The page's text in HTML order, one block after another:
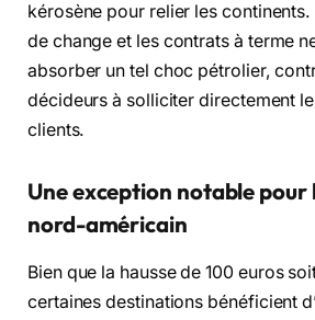
kérosène pour relier les
de change et les contrats à terme
absorber un tel choc pétrolier,
décideurs à solliciter directement
clients.
Une exception notable
nord-américain
Bien que la hausse de 100 euros
certaines destinations bénéficient